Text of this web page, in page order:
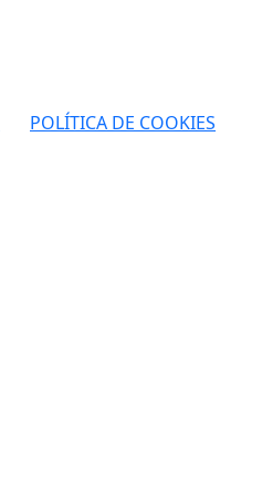
POLÍTICA DE COOKIES